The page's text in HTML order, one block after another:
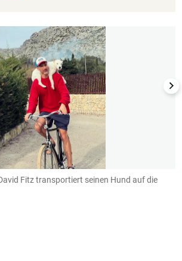
Fitz transportiert seinen Hund auf die